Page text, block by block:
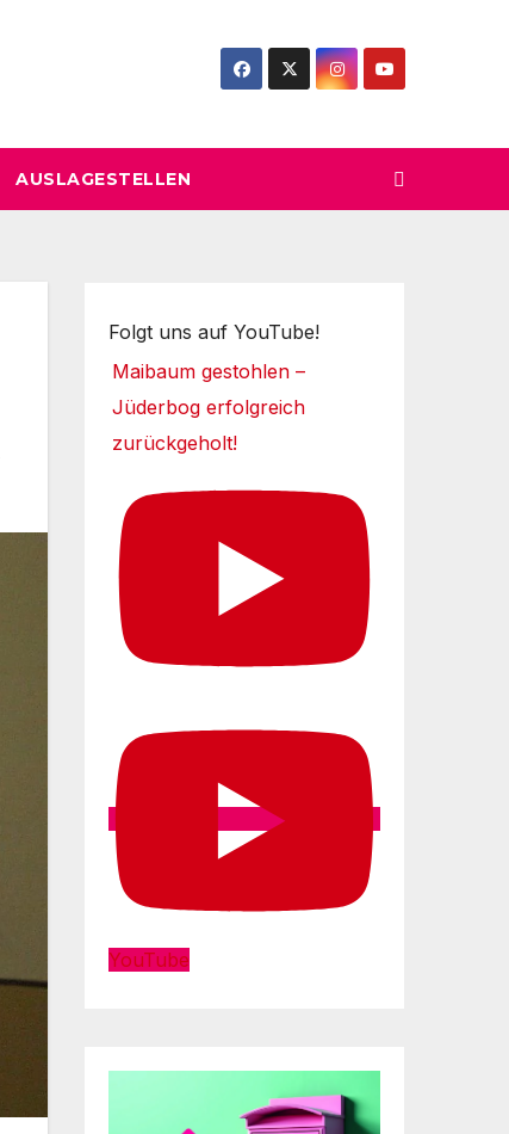
AUSLAGESTELLEN
Folgt uns auf YouTube!
Maibaum gestohlen –
Jüderbog erfolgreich
zurückgeholt!
YouTube